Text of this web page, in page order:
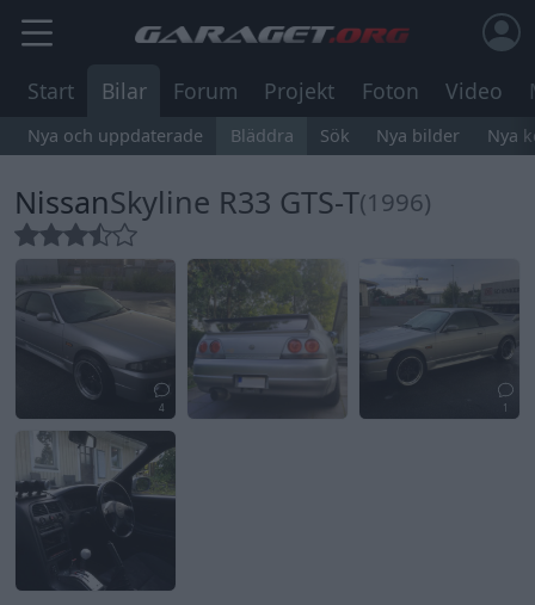
Start Bilar Forum Projekt Foton Video
Nya och uppdaterade Bläddra Sök Nya bilder Nya
NissanSkyline R33 GTS-T(1996)
4 1